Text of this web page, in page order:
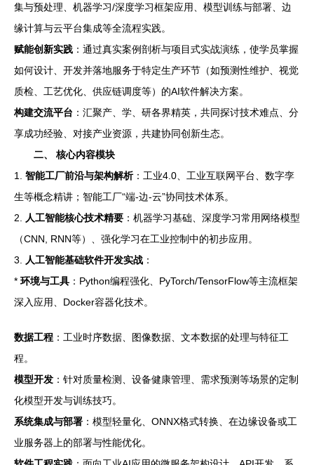
集与预处理、机器学习/深度学习框架应用、模型训练与部署、边
缘计算与云平台集成等全流程实践。
赋能创新实践 ：通过真实案例剖析与项目式实战演练，使学员掌握
如何设计、开发并落地服务于特定生产环节（如预测性维护、视觉
质检、工艺优化、供应链调度等）的AI软件解决方案。
构建交流平台 ：汇聚产、学、研各界精英，共同探讨技术难点、分
享成功经验、对接产业资源，共建协同创新生态。
二、 核心内容模块
1. 智能工厂前沿与架构解析：工业4.0、工业互联网平台、数字孪
生等概念精讲；智能工厂“端-边-云”协同技术体系。
2.
人工智能核心技术精要 ：机器学习基础、深度学习常用网络模型
（CNN, RNN等）、强化学习在工业控制中的初步应用。
3.
人工智能基础软件开发实战 ：
* 环境与工具 ：Python编程强化、PyTorch/TensorFlow等主流框架
深入应用、Docker容器化技术。
数据工程 ：工业时序数据、图像数据、文本数据的处理与特征工
程。
模型开发 ：针对质量检测、设备健康管理、需求预测等场景的定制
化模型开发与训练技巧。
系统集成与部署 ：模型轻量化、ONNX格式转换、在边缘设备或工
业服务器上的部署与性能优化。